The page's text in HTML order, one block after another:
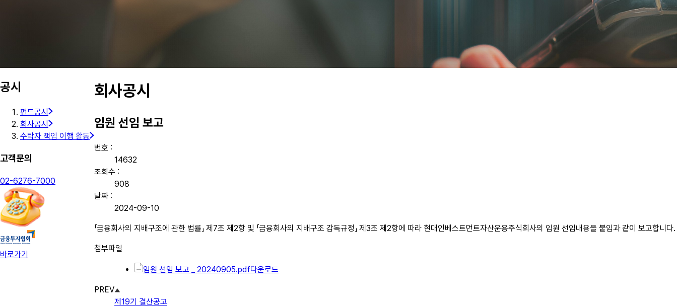
공시
펀드공시
회사공시
수탁자 책임 이행 활동
고객문의
02-6276-7000
바로가기
회사공시
임원 선임 보고
번호 :
14632
조회수 :
908
날짜 :
2024-09-10
「금융회사의 지배구조에 관한 법률」 제7조 제2항 및 「금융회사의 지배구조 감독규정」 제3조 제2항에 따라 현대인베스트먼트자산운용주식회사의 임원 선임내용을 붙임과 같이 보고합니다.
첨부파일
임원 선임 보고 _ 20240905.pdf다운로드
PREV
제19기 결산공고